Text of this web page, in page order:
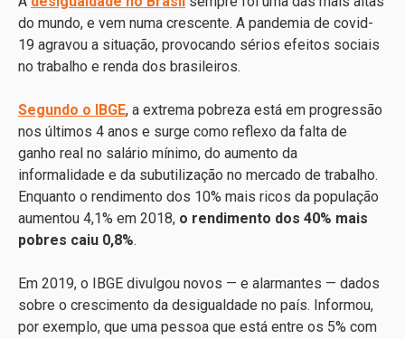
do mundo, e vem numa crescente. A pandemia de covid-
19 agravou a situação, provocando sérios efeitos sociais
no trabalho e renda dos brasileiros.
Segundo o IBGE, a extrema pobreza está em progressão
nos últimos 4 anos e surge como reflexo da falta de
ganho real no salário mínimo, do aumento da
informalidade e da subutilização no mercado de trabalho.
Enquanto o rendimento dos 10% mais ricos da população
aumentou 4,1% em 2018, o rendimento dos 40% mais
pobres caiu 0,8%.
Em 2019, o IBGE divulgou novos — e alarmantes — dados
sobre o crescimento da desigualdade no país. Informou,
por exemplo, que uma pessoa que está entre os 5% com